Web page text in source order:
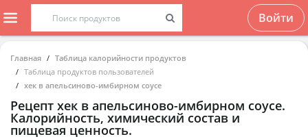
Войти
Главная
Таблица калорийности продуктов
Таблица продуктов пользователей
хек в апельсиново-имбирном соусе
Рецепт хек в апельсиново-имбирном соусе.
Калорийность, химический состав и
пищевая ценность.